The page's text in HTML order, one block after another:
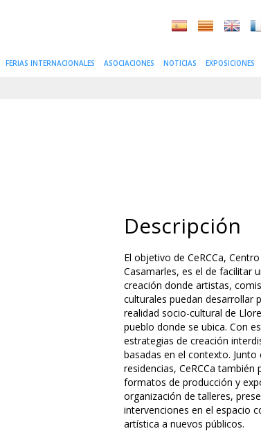
FERIAS INTERNACIONALES ASOCIACIONES NOTICIAS EXPOSICIONES
Descripción
El objetivo de CeRCCa,
Casamarles, es el de facilitar
creación donde artistas,
culturales puedan desarrollar
realidad socio-cultural de
pueblo donde se ubica. Con
estrategias de creación
basadas en el contexto.
residencias, CeRCCa
formatos de producción y
organización de talleres,
intervenciones en el espacio
artística a nuevos públicos.